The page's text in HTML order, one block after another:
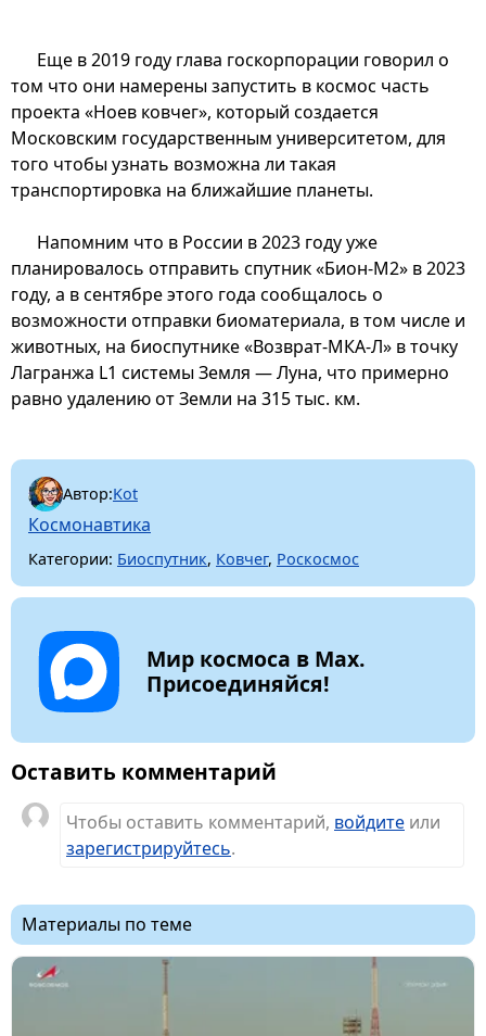
Еще в 2019 году глава госкорпорации говорил о
том что они намерены запустить в космос часть
проекта «Ноев ковчег», который создается
Московским государственным университетом, для
того чтобы узнать возможна ли такая
транспортировка на ближайшие планеты.
Напомним что в России в 2023 году уже
планировалось отправить спутник «Бион-М2» в 2023
году, а в сентябре этого года сообщалось о
возможности отправки биоматериала, в том числе и
животных, на биоспутнике «Возврат-МКА-Л» в точку
Лагранжа L1 системы Земля — Луна, что примерно
равно удалению от Земли на 315 тыс. км.
Автор:Kot
Космонавтика
Категории: Биоспутник, Ковчег, Роскосмос
Мир космоса в Max.
Присоединяйся!
Оставить комментарий
Чтобы оставить комментарий, войдите или
зарегистрируйтесь.
Материалы по теме